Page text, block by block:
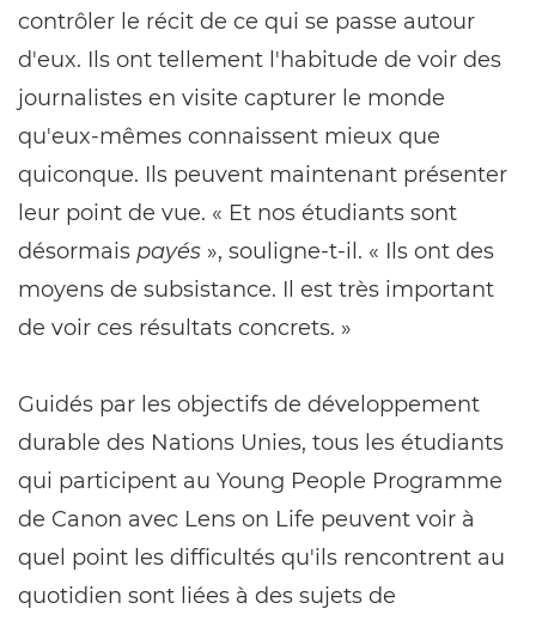
contrôler le récit de ce qui se passe autour
d'eux. Ils ont tellement l'habitude de voir des
journalistes en visite capturer le monde
qu'eux-mêmes connaissent mieux que
quiconque. Ils peuvent maintenant présenter
leur point de vue. « Et nos étudiants sont
désormais payés », souligne-t-il. « Ils ont des
moyens de subsistance. Il est très important
de voir ces résultats concrets. »
Guidés par les objectifs de développement
durable des Nations Unies, tous les étudiants
qui participent au Young People Programme
de Canon avec Lens on Life peuvent voir à
quel point les difficultés qu'ils rencontrent au
quotidien sont liées à des sujets de